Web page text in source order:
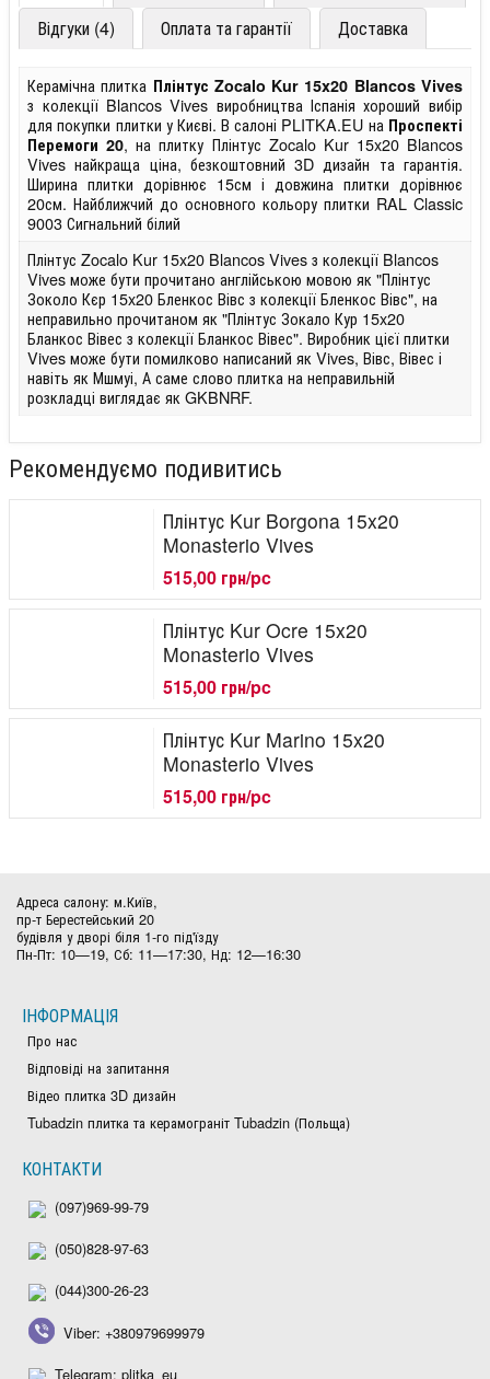
Відгуки (4)
Оплата та гарантії Доставка
Керамічна плитка Плінтус Zocalo Kur 15x20 Blancos Vives
з колекції Blancos Vives виробництва Іспанія хороший вибір
для покупки плитки у Києві. В салоні PLITKA.EU на Проспекті
Перемоги 20, на плитку Плінтус Zocalo Kur 15x20 Blancos
Vives найкраща ціна, безкоштовний 3D дизайн та гарантія.
Ширина плитки дорівнює 15см і довжина плитки дорівнює
20см. Найближчий до основного кольору плитки RAL Classic
9003 Сигнальний білий
Плінтус Zocalo Kur 15x20 Blancos Vives з колекції Blancos
Vives може бути прочитано англійською мовою як "Плінтус
Зоколо Кєр 15x20 Бленкос Вівс з колекції Бленкос Вівс", на
неправильно прочитаном як "Плінтус Зокало Кур 15x20
Бланкос Вівес з колекції Бланкос Вівес". Виробник цієї плитки
Vives може бути помилково написаний як Vives, Вівс, Вівес і
навіть як Мшмуі, А саме слово плитка на неправильній
розкладці виглядає як GKBNRF.
Рекомендуємо подивитись
Плінтус Kur Borgona 15x20
Monasterio Vives
515,00 грн/pc
Плінтус Kur Ocre 15x20
Monasterio Vives
515,00 грн/pc
Плінтус Kur Marino 15x20
Monasterio Vives
515,00 грн/pc
Адреса салону: м.Київ,
пр-т Берестейський 20
будівля у дворі біля 1-го під'їзду
Пн-Пт: 10—19, Сб: 11—17:30, Нд: 12—16:30
ІНФОРМАЦІЯ
Про нас
Відповіді на запитання
Відео плитка 3D дизайн
Tubadzin плитка та керамограніт Tubadzin (Польща)
КОНТАКТИ
(097)969-99-79
(050)828-97-63
(044)300-26-23
Viber: +380979699979
Telegram: plitka_eu